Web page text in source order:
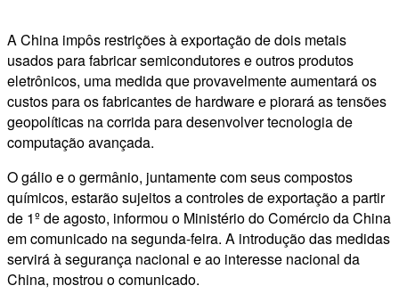
A China impôs restrições à exportação de dois metais
usados ​​para fabricar semicondutores e outros produtos
eletrônicos, uma medida que provavelmente aumentará os
custos para os fabricantes de hardware e piorará as tensões
geopolíticas na corrida para desenvolver tecnologia de
computação avançada.
O gálio e o germânio, juntamente com seus compostos
químicos, estarão sujeitos a controles de exportação a partir
de 1º de agosto, informou o Ministério do Comércio da China
em comunicado na segunda-feira. A introdução das medidas
servirá à segurança nacional e ao interesse nacional da
China, mostrou o comunicado.